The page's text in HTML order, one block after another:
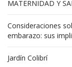
MATERNIDAD Y
Consideraciones
embarazo: sus
Jardín Colibrí